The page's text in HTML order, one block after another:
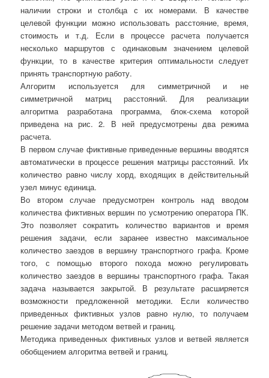
наличии строки и столбца с их номерами. В качестве
целевой функции можно использовать расстояние, время,
стоимость и т.д. Если в процессе расчета получается
несколько маршрутов с одинаковым значением целевой
функции, то в качестве критерия оптимальности следует
принять транспортную работу.
Алгоритм используется для симметричной и не
симметричной матриц расстояний. Для реализации
алгоритма разработана программа, блок-схема которой
приведена на рис. 2. В ней предусмотрены два режима
расчета.
В первом случае фиктивные приведенные вершины вводятся
автоматически в процессе решения матрицы расстояний. Их
количество равно числу хорд, входящих в действительный
узел минус единица.
Во втором случае предусмотрен контроль над вводом
количества фиктивных вершин по усмотрению оператора ПК.
Это позволяет сократить количество вариантов и время
решения задачи, если заранее известно максимальное
количество заездов в вершину транспортного графа. Кроме
того, с помощью второго похода можно регулировать
количество заездов в вершины транспортного графа. Такая
задача называется закрытой. В результате расширяется
возможности предложенной методики. Если количество
приведенных фиктивных узлов равно нулю, то получаем
решение задачи методом ветвей и границ.
Методика приведенных фиктивных узлов и ветвей является
обобщением алгоритма ветвей и границ.